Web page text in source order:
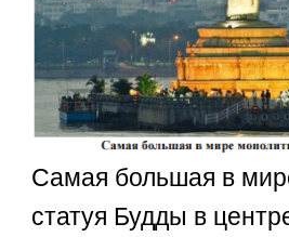
Самая большая в
статуя Будды в